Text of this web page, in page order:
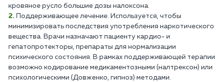
кровяное русло большие дозы налоксона.
Поддерживающее лечение. Используется, чтобы
минимизировать последствия употребления наркотического
вещества. Врачи назначают пациенту кардио- и
гепатопротекторы, препараты для нормализации
психического состояния. В рамках поддерживающей терапии
возможно кодирование медикаментозными (налтрексон) или
психологическими (Довженко, гипноз) методами.